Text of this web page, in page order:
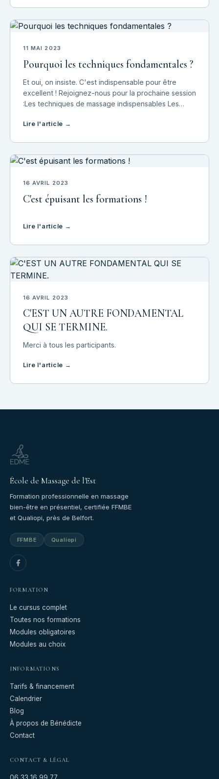
11 MAI 2023
Pourquoi les techniques fondamentales ?
Et oui, on insiste. C'est indispensable pour être
excellent ! Rejoignez-nous pour la prochaine session
:Les techniques de massage indispensables Les
et un ressenti parfaits et maîtrisés Un app
Lire l'article →
16 AVRIL 2023
C'est épuisant les formations !
Lire l'article →
16 AVRIL 2023
C'EST UN AUTRE FONDAMENTAL
QUI SE TERMINE.
Merci à tous les participants.
Lire l'article →
École de Massage de l'Est
Formation professionnelle en massage
bien-être en présentiel, certifiée FFMBE
et Qualiopi, près de Belfort.
FFMBE Qualiopi
FORMATION
Le cursus complet
Toutes nos formations
Modules obligatoires
Modules au choix
INFORMATIONS
Tarifs & financement
Calendrier
Blog
À propos de Bénédicte
Contact
CONTACT & LÉGAL